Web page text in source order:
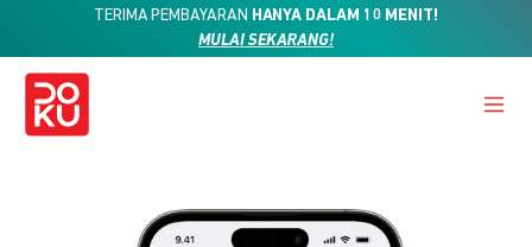
TERIMA PEMBAYARAN HANYA DALAM 10 MENIT!
MULAI SEKARANG!